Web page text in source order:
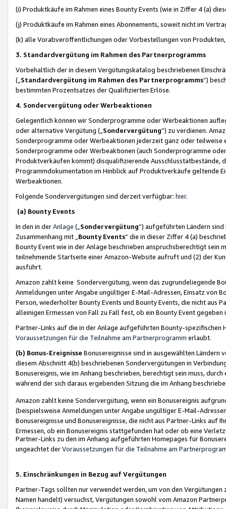
(i) Produktkäufe im Rahmen eines Bounty Events (wie in Ziffer 4 (a)
(j) Produktkäufe im Rahmen eines Abonnements, soweit nicht im
(k) alle Vorabveröffentlichungen oder Vorbestellungen von
3. Standardvergütung im Rahmen des Partnerprogramms
Vorbehaltlich der in diesem Vergütungskatalog beschriebenen
(„ Standardvergütung im Rahmen des Partnerprogramms“)
bestimmten Prozentsatzes der Qualifizierten Erlöse.
4. Sondervergütung oder Werbeaktionen
Gelegentlich können wir Sonderprogramme oder Werbeaktionen
oder alternative Vergütung („ Sondervergütung”) zu verdienen.
Sonderprogramme oder Werbeaktionen jederzeit ganz oder
Sonderprogramme oder Werbeaktionen (auch Sonderprogramme
Produktverkäufen kommt) disqualifizierende Ausschlusstatbestände,
Programmdokumentation im Hinblick auf Produktverkäufe geltende
Werbeaktionen.
Folgende Sondervergütungen sind derzeit verfügbar: hier.
(a) Bounty Events
In den in derAnlage („ Sondervergütung“) aufgeführten Ländern
Zusammenhang mit „ Bounty Events“ die in dieser Ziffer 4 (a)
Bounty Event wie in der Anlage beschrieben anspruchsberechtigt sein
teilnehmende Startseite einer Amazon-Website aufruft und (2) der
ausführt.
Amazon zahlt keine Sondervergütung, wenn das zugrundeliegende
Anmeldungen unter Angabe ungültiger E-Mail-Adressen, Einsatz von
Person, wiederholter Bounty Events und Bounty Events, die nicht
alleinigen Ermessen von Fall zu Fall fest, ob ein Bounty Event
Partner-Links auf die in der Anlage aufgeführten Bounty-spezifischen
Voraussetzungen für die Teilnahme am Partnerprogramm erlaubt.
(b) Bonus-Ereignisse Bonusereignisse sind in ausgewählten Ländern
diesem Abschnitt 4(b) beschriebenen Sondervergütungen in
Bonusereignis, wie im Anhang beschrieben, berechtigt sein muss,
während der sich daraus ergebenden Sitzung die im Anhang
Amazon zahlt keine Sondervergütung, wenn ein Bonusereignis
(beispielsweise Anmeldungen unter Angabe ungültiger E-Mail-
Bonusereignisse und Bonusereignisse, die nicht aus Partner-Links auf
Ermessen, ob ein Bonusereignis stattgefunden hat oder ob eine
Partner-Links zu den im Anhang aufgeführten Homepages für
ungeachtet derVoraussetzungen für die Teilnahme am
5. Einschränkungen in Bezug auf Vergütungen
Partner-Tags sollten nur verwendet werden, um von den
Namen handelt) versuchst, Vergütungen sowohl vom Amazon